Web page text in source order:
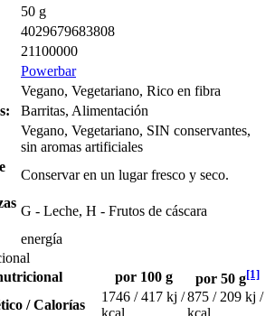
50 g
4029679683808
21100000
Powerbar
Vegano, Vegetariano, Rico en fibra
Barritas, Alimentación
Vegano, Vegetariano, SIN conservantes,
sin aromas artificiales
Conservar en un lugar fresco y seco.
G - Leche, H - Frutos de cáscara
energía
por 100 g por 50 g[1]
/ Calorías
1746 / 417 kj /
kcal
875 / 209 kj /
kcal